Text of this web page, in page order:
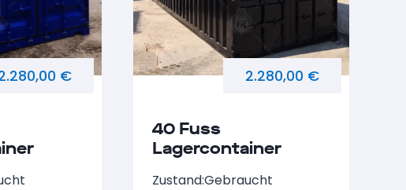
€
40 Fuss
Lagercontainer
2.280,00 €
Zustand:Gebraucht